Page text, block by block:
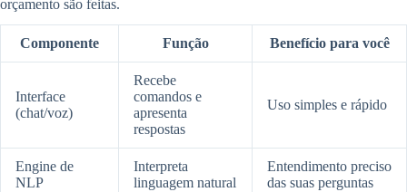
orçamento são feitas.
Componente Função Benefício para você
Interface
(chat/voz)
Recebe
comandos e
apresenta
respostas
Uso simples e rápido
Engine de
NLP
Interpreta
linguagem natural
Entendimento preciso
das suas perguntas